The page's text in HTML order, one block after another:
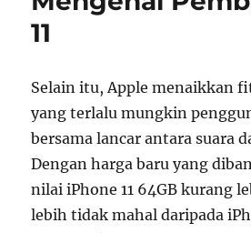
11
Selain itu, Apple menaikkan
yang terlalu mungkin
bersama lancar antara suara
Dengan harga baru yang
nilai iPhone 11 64GB kurang
lebih tidak mahal daripada